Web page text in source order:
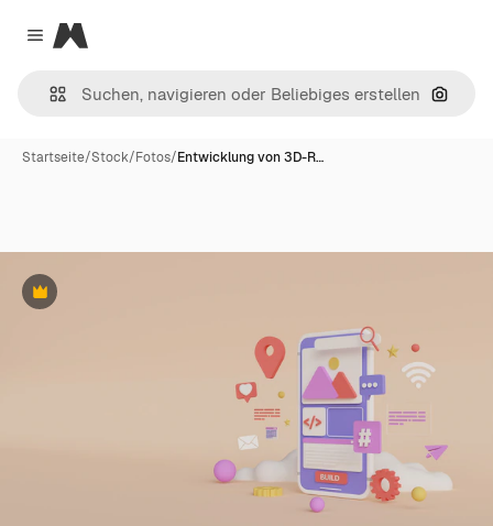
Close menu
Magnific
Nach
Startseite/Stock/Fotos/Entwicklung von 3D-R…
Premium